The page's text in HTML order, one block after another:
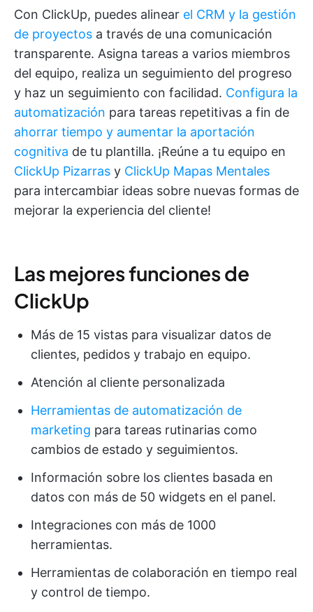
Con ClickUp, puedes alinear el CRM y la gestión
de proyectos a través de una comunicación
transparente. Asigna tareas a varios miembros
del equipo, realiza un seguimiento del progreso
y haz un seguimiento con facilidad. Configura la
automatización para tareas repetitivas a fin de
ahorrar tiempo y aumentar la aportación
cognitiva de tu plantilla. ¡Reúne a tu equipo en
ClickUp Pizarras y ClickUp Mapas Mentales
para intercambiar ideas sobre nuevas formas de
mejorar la experiencia del cliente!
Las mejores funciones de
ClickUp
Más de 15 vistas para visualizar datos de
clientes, pedidos y trabajo en equipo.
Atención al cliente personalizada
Herramientas de automatización de
marketing para tareas rutinarias como
cambios de estado y seguimientos.
Información sobre los clientes basada en
datos con más de 50 widgets en el panel.
Integraciones con más de 1000
herramientas.
Herramientas de colaboración en tiempo real
y control de tiempo.